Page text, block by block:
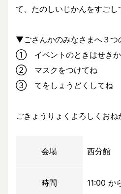
て、たのしいじかんをすごし
▼ごさんかのみなさまへ３つ
① イベントのときはせきか
② マスクをつけてね
③ てをしょうどくしてね
ごきょうりょくよろしくおね
会場 西分館
時間 11:00 か